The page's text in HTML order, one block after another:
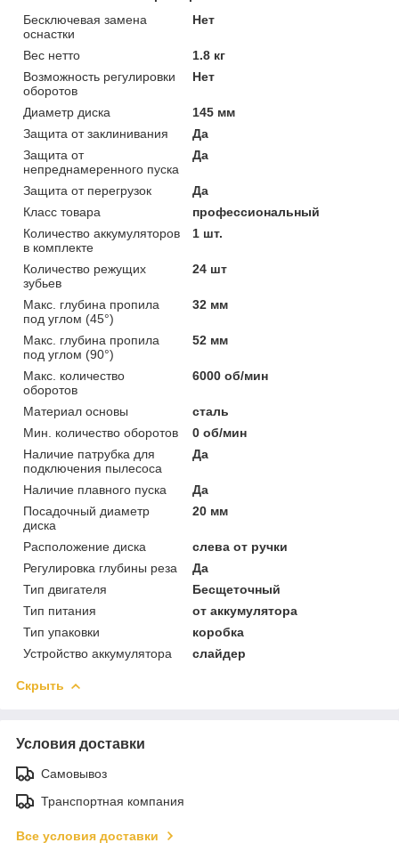
Бесключевая замена
оснастки
Нет
Вес нетто
1.8 кг
Возможность регулировки
оборотов
Нет
Диаметр диска
145 мм
Защита от заклинивания
Да
Защита от
непреднамеренного пуска
Да
Защита от перегрузок
Да
Класс товара
профессиональный
Количество аккумуляторов
в комплекте
1 шт.
Количество режущих
зубьев
24 шт
Макс. глубина пропила
под углом (45°)
32 мм
Макс. глубина пропила
под углом (90°)
52 мм
Макс. количество
оборотов
6000 об/мин
Материал основы
сталь
Мин. количество оборотов
0 об/мин
Наличие патрубка для
подключения пылесоса
Да
Наличие плавного пуска
Да
Посадочный диаметр
диска
20 мм
Расположение диска
слева от ручки
Регулировка глубины реза
Да
Тип двигателя
Бесщеточный
Тип питания
от аккумулятора
Тип упаковки
коробка
Устройство аккумулятора
слайдер
Скрыть
Условия доставки
Самовывоз
Транспортная компания
Все условия доставки